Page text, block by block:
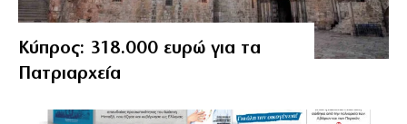
Κύπρος: 318.000 ευρώ για τα
Πατριαρχεία